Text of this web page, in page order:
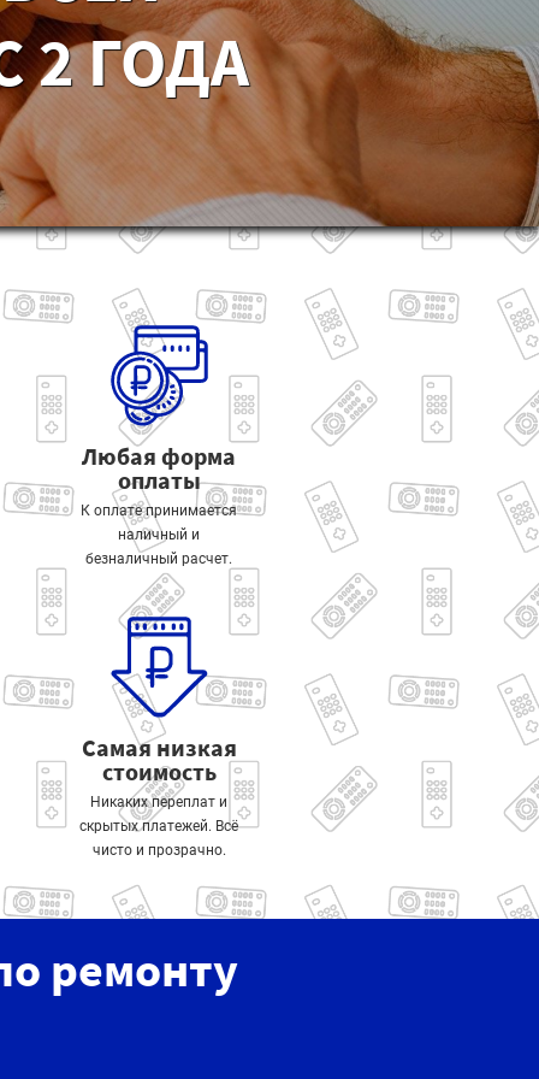
2 ГОДА
Любая форма
оплаты
К оплате принимается
наличный и
безналичный расчет.
Самая низкая
стоимость
Никаких переплат и
скрытых платежей. Всё
чисто и прозрачно.
ремонту